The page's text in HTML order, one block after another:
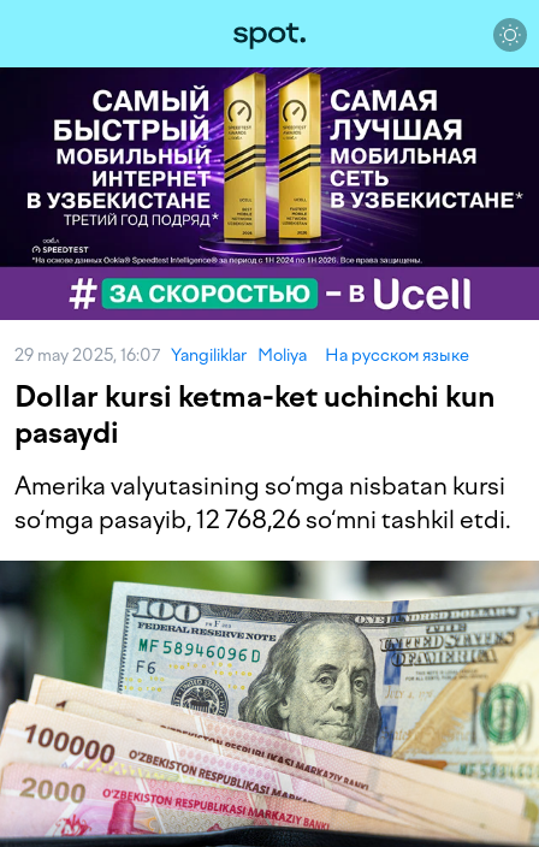
29 may 2025, 16:07 Yangiliklar Moliya На русском языке
Dollar kursi ketma-ket uchinchi kun
pasaydi
Amerika valyutasining so‘mga nisbatan kursi
so‘mga pasayib, 12 768,26 so‘mni tashkil etdi.